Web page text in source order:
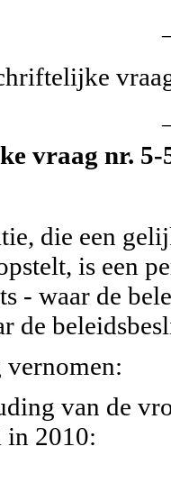
vraag nr. 5-
die een
is een
- waar de
de
vernomen:
van de
in 2010: